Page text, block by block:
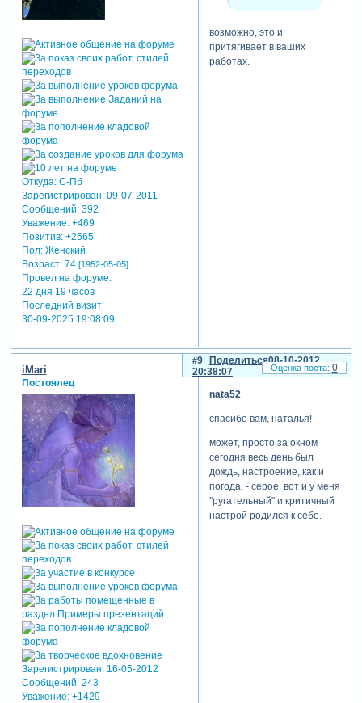
Откуда:С-Пб
Зарегистрирован: 09-07-2011
Сообщений:392
Уважение: +469
Позитив: +2565
Пол:Женский
Возраст:74 [1952-05-05]
Провел на форуме:
22 дня 19 часов
Последний визит:
30-09-2025 19:08:09
возможно, это и
притягивает в ваших
работах.
Поделиться
9
08-10-2012
20:38:07
iMari
Постоялец
Зарегистрирован: 16-05-2012
Сообщений:243
Уважение: +1429
nata52
спасибо вам, наталья!
может, просто за окном
сегодня весь день был
дождь, настроение, как и
погода, - серое, вот и у меня
"ругательный" и критичный
настрой родился к себе.
0